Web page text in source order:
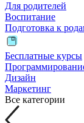
Для родителей
Воспитание
Подготовка к
Бесплатные курсы
Дизайн
Маркетинг
Все категории